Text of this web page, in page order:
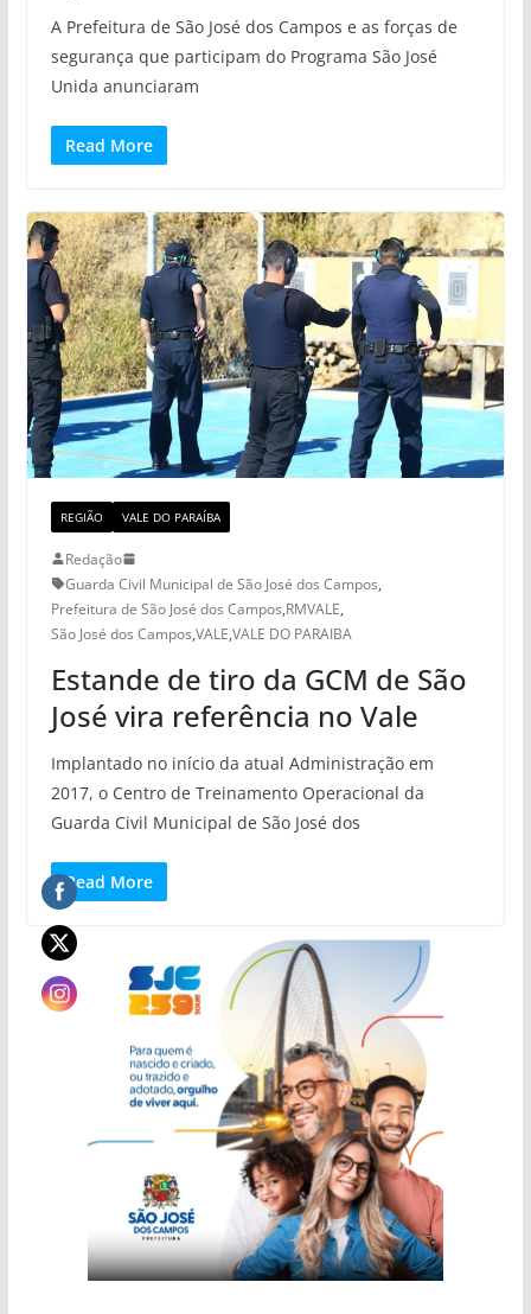
A Prefeitura de São José dos Campos e as forças de
segurança que participam do Programa São José
Unida anunciaram
Read More
REGIÃO VALE DO PARAÍBA
Redação
Guarda Civil Municipal de São José dos Campos,
Prefeitura de São José dos Campos,RMVALE,
São José dos Campos,VALE,VALE DO PARAIBA
Estande de tiro da GCM de São
José vira referência no Vale
Implantado no início da atual Administração em
2017, o Centro de Treinamento Operacional da
Guarda Civil Municipal de São José dos
Read More